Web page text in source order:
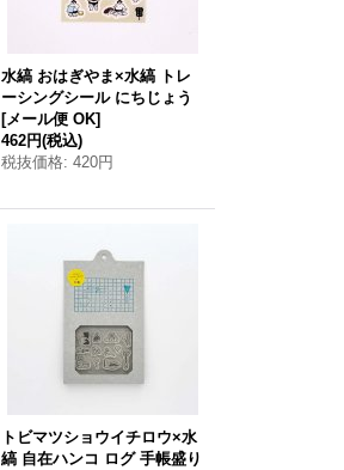
水縞 おはぎやま×水縞 トレ
ーシングシール にちじょう
[メール便 OK]
462円(税込)
税抜価格: 420円
トビマツショウイチロウ×水
縞 自在ハンコ ログ 手帳盛り